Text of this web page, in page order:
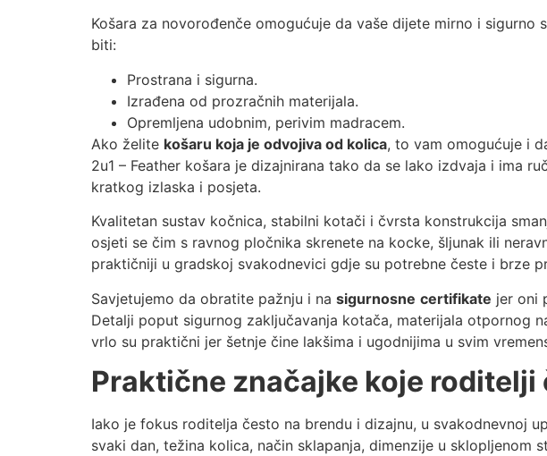
Košara za novorođenče omogućuje da vaše dijete mirno i
biti:
Prostrana i sigurna.
Izrađena od prozračnih materijala.
Opremljena udobnim, perivim madracem.
Ako želite košaru koja je odvojiva od kolica, to vam omogućuje i
2u1 – Feather košara je dizajnirana tako da se lako izdvaja i ima
kratkog izlaska i posjeta.
Kvalitetan sustav kočnica, stabilni kotači i čvrsta konstrukcija
osjeti se čim s ravnog pločnika skrenete na kocke, šljunak ili
praktičniji u gradskoj svakodnevici gdje su potrebne česte i brze
Savjetujemo da obratite pažnju i na sigurnosne certifikate jer oni
Detalji poput sigurnog zaključavanja kotača, materijala otpornog
vrlo su praktični jer šetnje čine lakšima i ugodnijima u svim
Praktične značajke koje roditelji
Iako je fokus roditelja često na brendu i dizajnu, u svakodnevnoj
svaki dan, težina kolica, način sklapanja, dimenzije u